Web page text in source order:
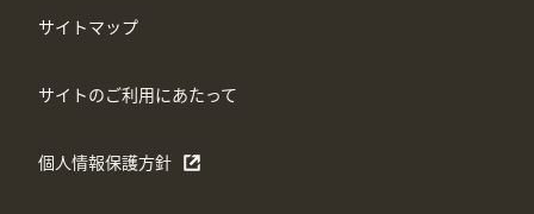
サイトマップ
サイトのご利用にあたって
個人情報保護方針